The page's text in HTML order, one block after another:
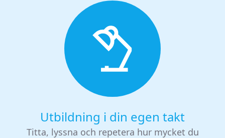
Utbildning i din egen takt
Titta, lyssna och repetera hur mycket du